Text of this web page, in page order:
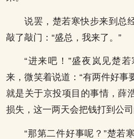
说罢，楚若寒快步来到总
敲了敲门：“盛总，我来了。”
“进来吧！”盛夜岚见楚
来，微笑着说道：“有两件好事
就是关于京投项目的事情，薛
损失，这一两天会把钱打到公
“那第二件好事呢？”楚若